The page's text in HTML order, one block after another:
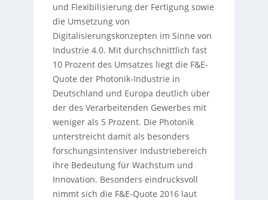
und Flexibilisierung der Fertigung sowie
die Umsetzung von
Digitalisierungskonzepten im Sinne von
Industrie 4.0. Mit durchschnittlich fast
10 Prozent des Umsatzes liegt die F&E-
Quote der Photonik-Industrie in
Deutschland und Europa deutlich über
der des Verarbeitenden Gewerbes mit
weniger als 5 Prozent. Die Photonik
unterstreicht damit als besonders
forschungsintensiver Industriebereich
ihre Bedeutung für Wachstum und
Innovation. Besonders eindrucksvoll
nimmt sich die F&E-Quote 2016 laut